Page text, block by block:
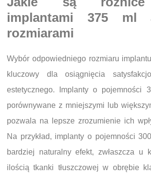
implantami 375 ml
rozmiarami
Wybór odpowiedniego rozmiaru
kluczowy dla osiągnięcia
estetycznego. Implanty o pojemności
porównywane z mniejszymi lub
pozwala na lepsze zrozumienie ich
Na przykład, implanty o pojemności
bardziej naturalny efekt, zwłaszcza u
ilością tkanki tłuszczowej w obrębie